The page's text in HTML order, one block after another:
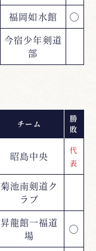
福岡如水館 ◯
今宿少年剣道
部
チーム
勝
敗
昭島中央
代
表
菊池南剣道ク
ラブ
昇龍館一福道
場
◯